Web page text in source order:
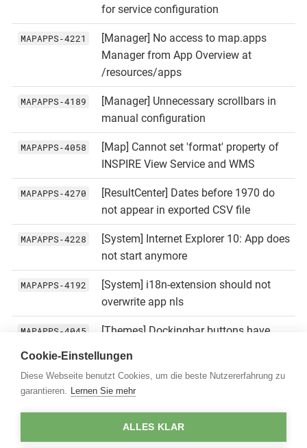
for service configuration
MAPAPPS‑4221
[Manager] No access to map.apps
Manager from App Overview at
/resources/apps
MAPAPPS‑4189
[Manager] Unnecessary scrollbars in
manual configuration
MAPAPPS‑4058
[Map] Cannot set 'format' property of
INSPIRE View Service and WMS
MAPAPPS‑4270
[ResultCenter] Dates before 1970 do
not appear in exported CSV file
MAPAPPS‑4228
[System] Internet Explorer 10: App does
not start anymore
MAPAPPS‑4192
[System] i18n-extension should not
overwrite app nls
MAPAPPS‑4045
[Themes] Dockingbar buttons have
layout
MAPAPPS‑4050
[Themes] MapServer’s attribution not
readable if URL is contained
Cookie-Einstellungen
Diese Webseite benutzt Cookies, um die beste Nutzererfahrung zu
garantieren. Lernen Sie mehr
ALLES KLAR